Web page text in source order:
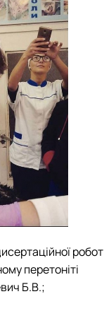
перетоніті
Б.В.;